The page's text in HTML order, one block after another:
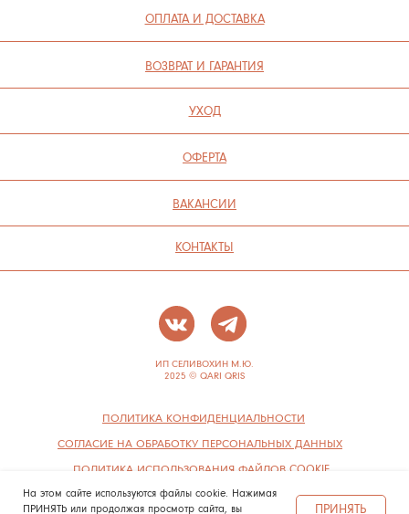
На этом сайте используются файлы cookie. Нажимая
ПРИНЯТЬ или продолжая просмотр сайта, вы
ПРИНЯТЬ